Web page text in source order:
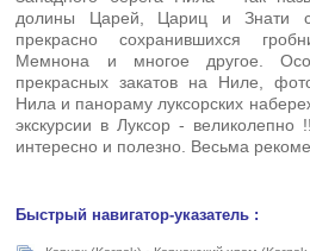
долины Царей, Цариц и Знати с
прекрасно сохранившихся
Мемнона и многое другое.
прекрасных закатов на Ниле,
Нила и панораму луксорских
экскурсии в Луксор - великолепно
интересно и полезно. Весьма
Быстрый навигатор-указатель :